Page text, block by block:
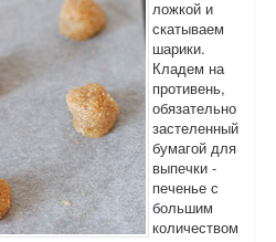
ложкой и
скатываем
шарики.
Кладем на
противень,
обязательно
застеленный
бумагой для
выпечки -
печенье с
большим
количеством